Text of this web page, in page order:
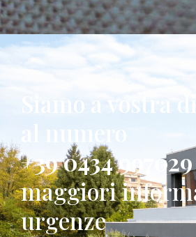
Siamo a vostra
al numero
+39 0434 997029
maggiori
urgenze